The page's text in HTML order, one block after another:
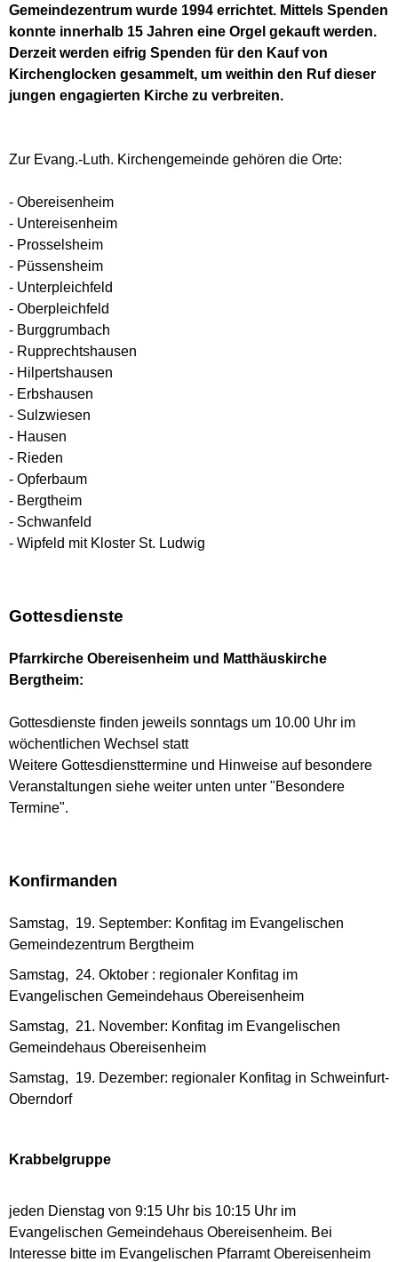
Gemeindezentrum wurde 1994 errichtet. Mittels Spenden
konnte innerhalb 15 Jahren eine Orgel gekauft werden.
Derzeit werden eifrig Spenden für den Kauf von
Kirchenglocken gesammelt, um weithin den Ruf dieser
jungen engagierten Kirche zu verbreiten.
Zur Evang.-Luth. Kirchengemeinde gehören die Orte:
- Obereisenheim
- Untereisenheim
- Prosselsheim
- Püssensheim
- Unterpleichfeld
- Oberpleichfeld
- Burggrumbach
- Rupprechtshausen
- Hilpertshausen
- Erbshausen
- Sulzwiesen
- Hausen
- Rieden
- Opferbaum
- Bergtheim
- Schwanfeld
- Wipfeld mit Kloster St. Ludwig
Gottesdienste
Pfarrkirche Obereisenheim und Matthäuskirche
Bergtheim:
Gottesdienste finden jeweils sonntags um 10.00 Uhr im
wöchentlichen Wechsel statt
Weitere Gottesdiensttermine und Hinweise auf besondere
Veranstaltungen siehe weiter unten unter "Besondere
Termine".
Konfirmanden
Samstag, 19. September: Konfitag im Evangelischen
Gemeindezentrum Bergtheim
Samstag, 24. Oktober : regionaler Konfitag im
Evangelischen Gemeindehaus Obereisenheim
Samstag, 21. November: Konfitag im Evangelischen
Gemeindehaus Obereisenheim
Samstag, 19. Dezember: regionaler Konfitag in Schweinfurt-
Oberndorf
Krabbelgruppe
jeden Dienstag von 9:15 Uhr bis 10:15 Uhr im
Evangelischen Gemeindehaus Obereisenheim. Bei
Interesse bitte im Evangelischen Pfarramt Obereisenheim